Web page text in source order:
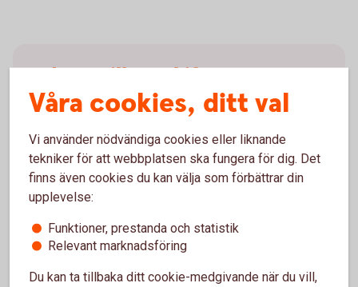
Adress till Arvskiftesgruppen
Sparbanken Bergslagen, Affärsstöd
Box 204
776 28 Hedemora
Viktigt!Vänligen frankera kuvertet.
Våra cookies, ditt val
Vi använder nödvändiga cookies eller liknande
tekniker för att webbplatsen ska fungera för dig. Det
finns även cookies du kan välja som förbättrar din
upplevelse:
Funktioner, prestanda och statistik
Relevant marknadsföring
Du kan ta tillbaka ditt cookie-medgivande när du vill,